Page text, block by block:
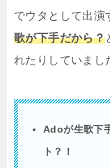
でウタとして出演
歌が下手だから？
れたりしていまし
Adoが生歌下
ト？！